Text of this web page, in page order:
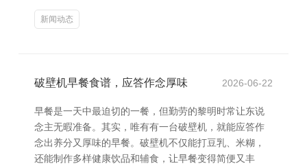
新闻动态
破壁机早餐食谱，应答作念厚味 2026-06-22
早餐是一天中最迫切的一餐，但勤劳的黎明时常让东说
念主无暇准备。其实，唯有有一台破壁机，就能应答作
念出养分又厚味的早餐。破壁机不仅能打豆乳、米糊，
还能制作多样健康饮品和辅食，让早餐变得简便又丰